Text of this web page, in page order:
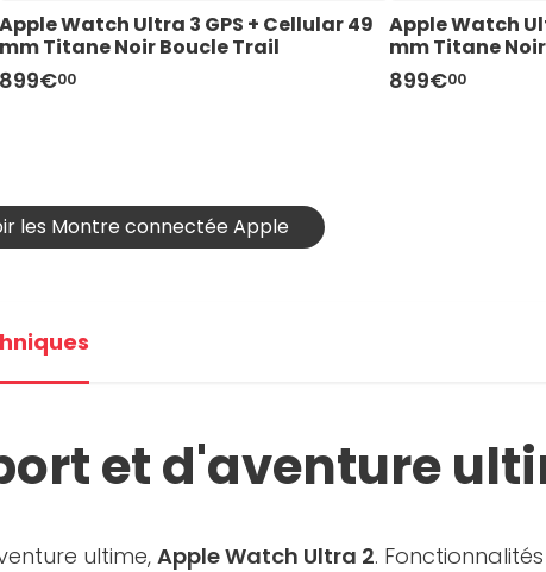
Apple Watch Ultra 3 GPS + Cellular 49
mm Titane Noir Boucle Trail
Noir/Charbon S/M
899€00
Apple Watch
mm Titane
899€00
les Montre connectée Apple
et d'aventure
ultime,Apple Watch Ultra 2.